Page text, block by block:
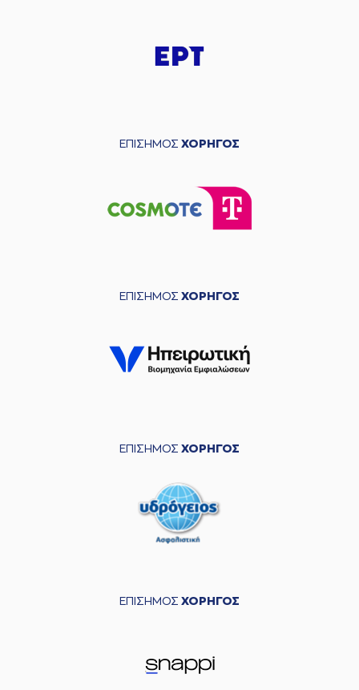
ΕΠΙΣΗΜΟΣ ΧΟΡΗΓΟΣ
ΕΠΙΣΗΜΟΣ ΧΟΡΗΓΟΣ
ΕΠΙΣΗΜΟΣ ΧΟΡΗΓΟΣ
ΕΠΙΣΗΜΟΣ ΧΟΡΗΓΟΣ